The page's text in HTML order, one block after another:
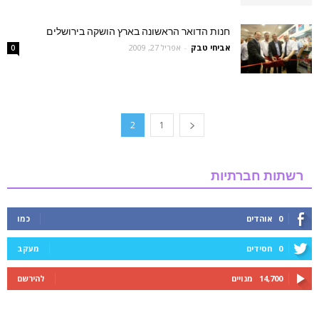
חנות הדואר הראשונה בארץ הושקה בירושלים
אביחי טבק - אפריל 27, 2009 0
1
2
רשתות חברתיות
0 אוהדים כמו
0 חסידים מעקב
14,700 מנויים להירשם